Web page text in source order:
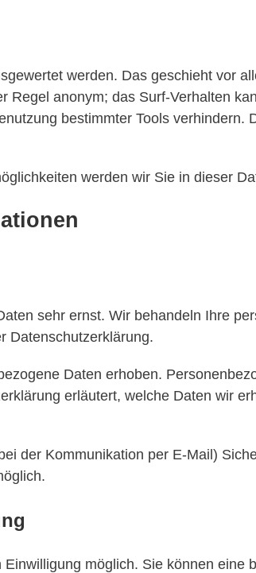
werden. Das geschieht vor
anonym; das Surf-Verhalten
bestimmter Tools verhindern.
werden wir Sie in dieser
sehr ernst. Wir behandeln Ihre
Datenschutzerklärung.
Daten erhoben.
erläutert, welche Daten wir
der Kommunikation per E-Mail)
möglich. Sie können eine